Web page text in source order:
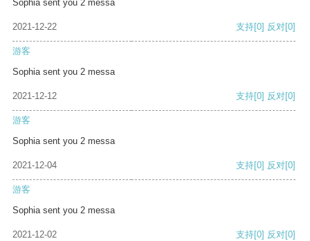
Sophia sent you 2 messa
2021-12-22 支持[0] 反对[0]
游客
Sophia sent you 2 messa
2021-12-12 支持[0] 反对[0]
游客
Sophia sent you 2 messa
2021-12-04 支持[0] 反对[0]
游客
Sophia sent you 2 messa
2021-12-02 支持[0] 反对[0]